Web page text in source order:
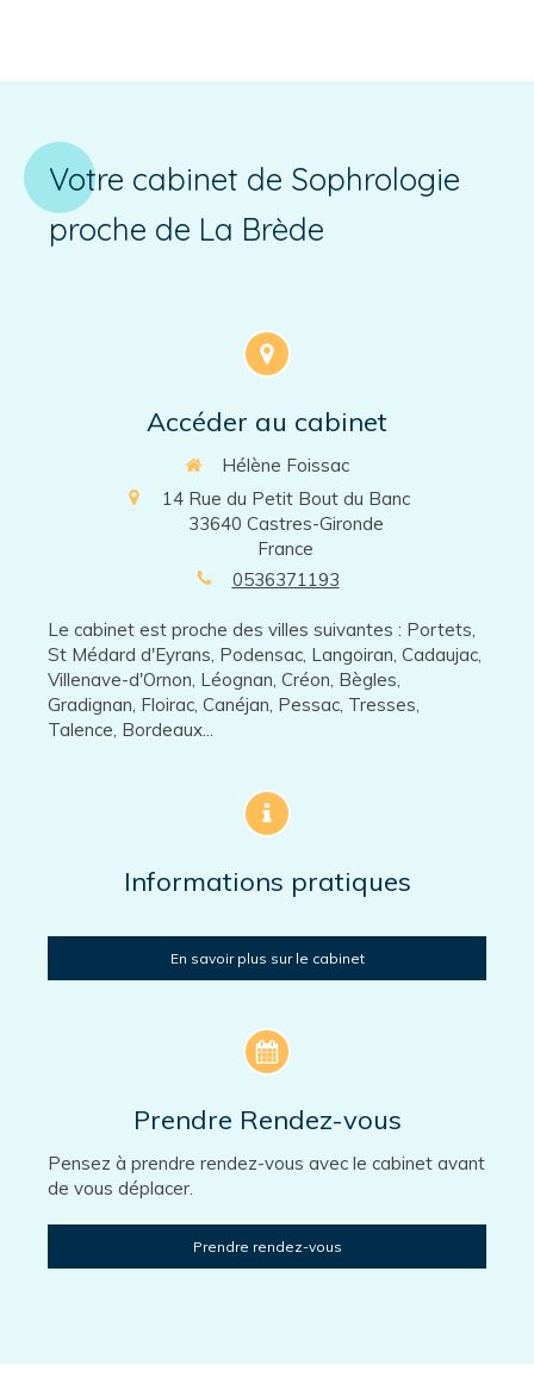
Votre cabinet de Sophrologie
proche de La Brède
Accéder au cabinet
Hélène Foissac
14 Rue du Petit Bout du Banc
33640 Castres-Gironde
France
0536371193
Le cabinet est proche des villes suivantes : Portets,
St Médard d'Eyrans, Podensac, Langoiran, Cadaujac,
Villenave-d'Ornon, Léognan, Créon, Bègles,
Gradignan, Floirac, Canéjan, Pessac, Tresses,
Talence, Bordeaux...
Informations pratiques
En savoir plus sur le cabinet
Prendre Rendez-vous
Pensez à prendre rendez-vous avec le cabinet avant
de vous déplacer.
Prendre rendez-vous